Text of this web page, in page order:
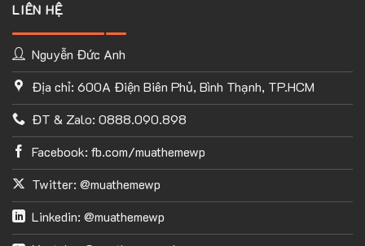
LIÊN HỆ
Nguyễn Đức Anh
Địa chỉ: 600A Điện Biên Phủ, Bình Thạnh, TP.HCM
ĐT & Zalo: 0888.090.898
Facebook: fb.com/muathemewp
Twitter: @muathemewp
Linkedin: @muathemewp